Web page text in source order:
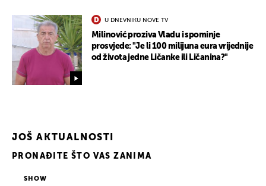
U DNEVNIKU NOVE TV
Milinović proziva Vladu i spominje
prosvjede: "Je li 100 milijuna eura vrijednije
od života jedne Ličanke ili Ličanina?"
JOŠ AKTUALNOSTI
PRONAĐITE ŠTO VAS ZANIMA
SHOW